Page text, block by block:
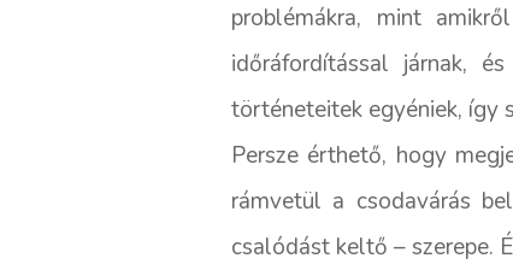
problémákra, mint
időráfordítással járnak,
történeteitek egyéniek, így
Persze érthető, hogy
rámvetül a csodavárás
csalódást keltő – szerepe.